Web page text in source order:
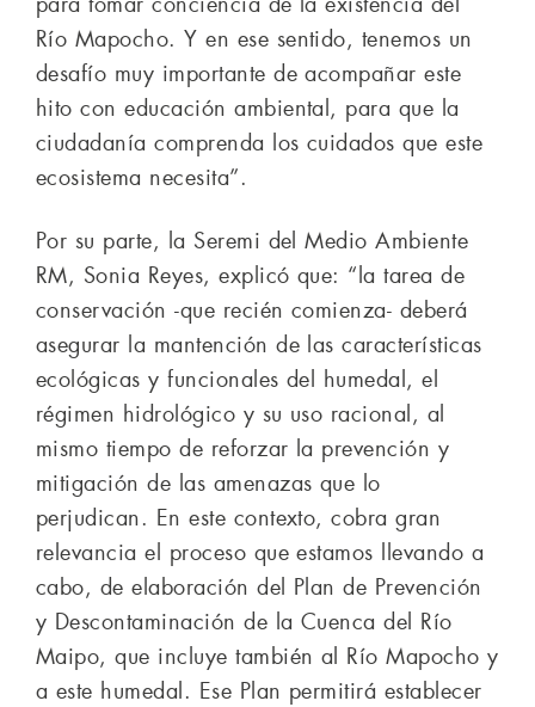
Río Mapocho. Y en ese sentido, tenemos un
desafío muy importante de acompañar este
hito con educación ambiental, para que la
ciudadanía comprenda los cuidados que este
ecosistema necesita”.
Por su parte, la Seremi del Medio Ambiente
RM, Sonia Reyes, explicó que: “la tarea de
conservación -que recién comienza- deberá
asegurar la mantención de las características
ecológicas y funcionales del humedal, el
régimen hidrológico y su uso racional, al
mismo tiempo de reforzar la prevención y
mitigación de las amenazas que lo
perjudican. En este contexto, cobra gran
relevancia el proceso que estamos llevando a
cabo, de elaboración del Plan de Prevención
y Descontaminación de la Cuenca del Río
Maipo, que incluye también al Río Mapocho y
a este humedal. Ese Plan permitirá establecer